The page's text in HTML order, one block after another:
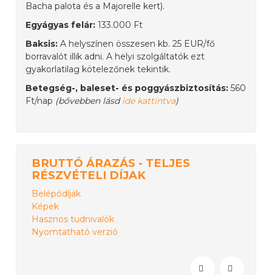
Bacha palota és a Majorelle kert).
Egyágyas felár: 133.000 Ft
Baksis: A helyszínen összesen kb. 25 EUR/fő
borravalót illik adni. A helyi szolgáltatók ezt
gyakorlatilag kötelezőnek tekintik.
Betegség-, baleset- és poggyászbiztosítás: 560
Ft/nap (bővebben lásdide kattintva)
BRUTTÓ ÁRAZÁS - TELJES
RÉSZVÉTELI DÍJAK
Belépődíjak
Képek
Hasznos tudnivalók
Nyomtatható verzió